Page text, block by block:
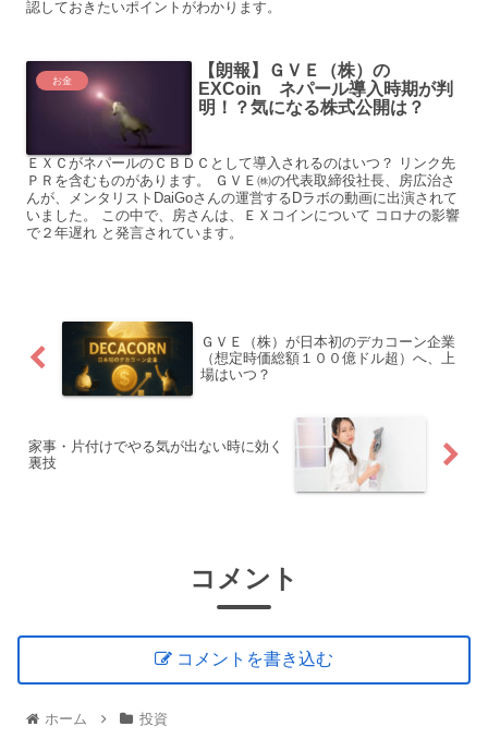
認しておきたいポイントがわかります。
お金
【朗報】ＧＶＥ（株）の
EXCoin ネパール導入時期が判
明！？気になる株式公開は？
ＥＸＣがネパールのＣＢＤＣとして導入されるのはいつ？ リンク先
ＰＲを含むものがあります。 ＧＶＥ㈱の代表取締役社長、房広治さ
んが、メンタリストDaiGoさんの運営するDラボの動画に出演されて
いました。 この中で、房さんは、ＥＸコインについて コロナの影響
で２年遅れ と発言されています。
ＧＶＥ（株）が日本初のデカコーン企業
（想定時価総額１００億ドル超）へ、上
場はいつ？
家事・片付けでやる気が出ない時に効く
裏技
コメント
コメントを書き込む
ホーム 投資